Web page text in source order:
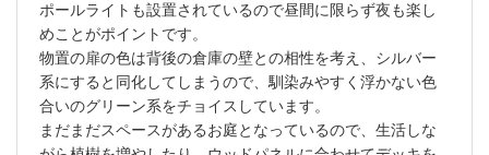
ポールライトも設置されているので昼間に限らず夜も楽し
めことがポイントです。
物置の扉の色は背後の倉庫の壁との相性を考え、シルバー
系にすると同化してしまうので、馴染みやすく浮かない色
合いのグリーン系をチョイスしています。
まだまだスペースがあるお庭となっているので、生活しな